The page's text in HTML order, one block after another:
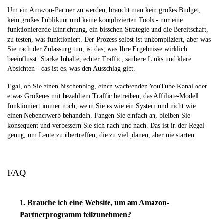
Um ein Amazon-Partner zu werden, braucht man kein großes Budget,
kein großes Publikum und keine komplizierten Tools - nur eine
funktionierende Einrichtung, ein bisschen Strategie und die Bereitschaft,
zu testen, was funktioniert. Der Prozess selbst ist unkompliziert, aber was
Sie nach der Zulassung tun, ist das, was Ihre Ergebnisse wirklich
beeinflusst. Starke Inhalte, echter Traffic, saubere Links und klare
Absichten - das ist es, was den Ausschlag gibt.
Egal, ob Sie einen Nischenblog, einen wachsenden YouTube-Kanal oder
etwas Größeres mit bezahltem Traffic betreiben, das Affiliate-Modell
funktioniert immer noch, wenn Sie es wie ein System und nicht wie
einen Nebenerwerb behandeln. Fangen Sie einfach an, bleiben Sie
konsequent und verbessern Sie sich nach und nach. Das ist in der Regel
genug, um Leute zu übertreffen, die zu viel planen, aber nie starten.
FAQ
1. Brauche ich eine Website, um am Amazon-
Partnerprogramm teilzunehmen?